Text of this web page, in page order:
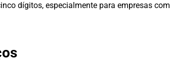
dígitos, especialmente para empresas